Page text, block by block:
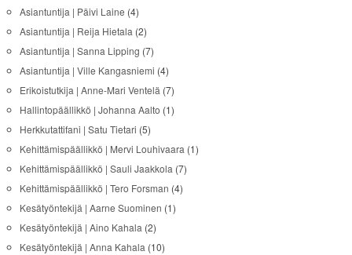
Asiantuntija | Päivi Laine (4)
Asiantuntija | Reija Hietala (2)
Asiantuntija | Sanna Lipping (7)
Asiantuntija | Ville Kangasniemi (4)
Erikoistutkija | Anne-Mari Ventelä (7)
Hallintopäällikkö | Johanna Aalto (1)
Herkkutattifani | Satu Tietari (5)
Kehittämispäällikkö | Mervi Louhivaara (1)
Kehittämispäällikkö | Sauli Jaakkola (7)
Kehittämispäällikkö | Tero Forsman (4)
Kesätyöntekijä | Aarne Suominen (1)
Kesätyöntekijä | Aino Kahala (2)
Kesätyöntekijä | Anna Kahala (10)